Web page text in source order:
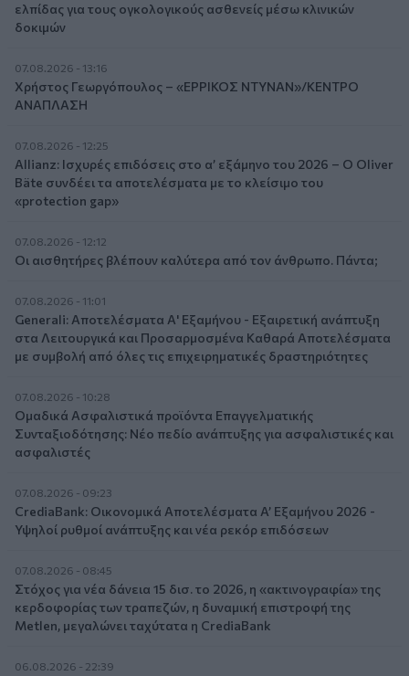
ελπίδας για τους ογκολογικούς ασθενείς μέσω κλινικών
δοκιμών
07.08.2026 - 13:16
Χρήστος Γεωργόπουλος – «ΕΡΡΙΚΟΣ ΝΤΥΝΑΝ»/ΚΕΝΤΡΟ
ΑΝΑΠΛΑΣΗ
07.08.2026 - 12:25
Allianz: Ισχυρές επιδόσεις στο α’ εξάμηνο του 2026 – Ο Oliver
Bäte συνδέει τα αποτελέσματα με το κλείσιμο του
«protection gap»
07.08.2026 - 12:12
Οι αισθητήρες βλέπουν καλύτερα από τον άνθρωπο. Πάντα;
07.08.2026 - 11:01
Generali: Αποτελέσματα Α' Εξαμήνου - Εξαιρετική ανάπτυξη
στα Λειτουργικά και Προσαρμοσμένα Καθαρά Αποτελέσματα
με συμβολή από όλες τις επιχειρηματικές δραστηριότητες
07.08.2026 - 10:28
Ομαδικά Ασφαλιστικά προϊόντα Επαγγελματικής
Συνταξιοδότησης: Νέο πεδίο ανάπτυξης για ασφαλιστικές και
ασφαλιστές
07.08.2026 - 09:23
CrediaBank: Οικονομικά Αποτελέσματα A’ Εξαμήνου 2026 -
Υψηλοί ρυθμοί ανάπτυξης και νέα ρεκόρ επιδόσεων
07.08.2026 - 08:45
Στόχος για νέα δάνεια 15 δισ. το 2026, η «ακτινογραφία» της
κερδοφορίας των τραπεζών, η δυναμική επιστροφή της
Metlen, μεγαλώνει ταχύτατα η CrediaBank
06.08.2026 - 22:39